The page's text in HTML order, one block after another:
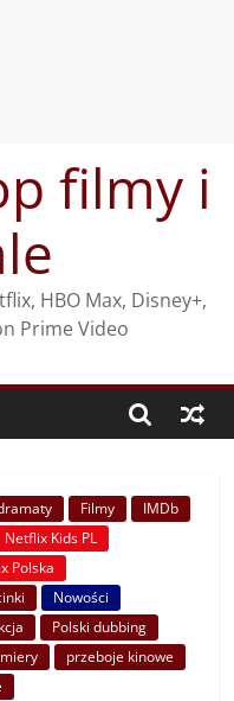
filmy i
HBO Max, Disney+,
Prime Video
Filmy
IMDb
Netflix Kids PL
Polska
Nowości
Polski dubbing
przeboje kinowe